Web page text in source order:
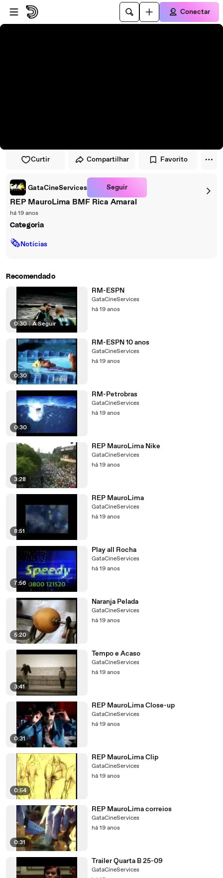
Pular para o player
Ir para o conteúdo principal
Conectar
Curtir Compartilhar Favorito
GataCineServices Seguir
REP MauroLima BMF Rica Amaral
há 19 anos
Categoria
🗞Notícias
Recomendado
0:30 | A Seguir
RM-ESPN
GataCineServices
há 19 anos
0:30
RM-ESPN 10 anos
GataCineServices
há 19 anos
0:30
RM-Petrobras
GataCineServices
há 19 anos
3:28
REP MauroLima Nike
GataCineServices
há 19 anos
8:51
REP MauroLima
GataCineServices
há 19 anos
7:56
Play all Rocha
GataCineServices
há 19 anos
5:20
Naranja Pelada
GataCineServices
há 19 anos
3:41
Tempo e Acaso
GataCineServices
há 19 anos
0:31
REP MauroLima Close-up
GataCineServices
há 19 anos
0:54
REP MauroLima Clip
GataCineServices
há 19 anos
0:31
REP MauroLima correios
GataCineServices
há 19 anos
Trailer Quarta B 25-09
GataCineServices